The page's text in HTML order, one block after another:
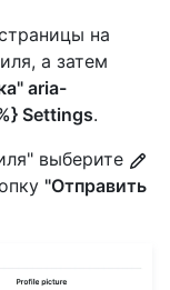
на
а затем
aria-
Settings.
выберите
"Отправить